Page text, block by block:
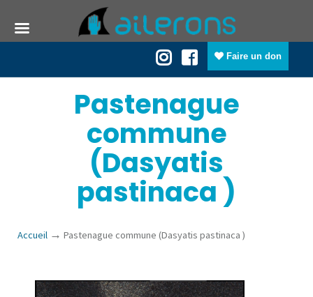
Faire un don
Pastenague
commune
(Dasyatis
pastinaca )
Accueil → Pastenague commune (Dasyatis pastinaca )